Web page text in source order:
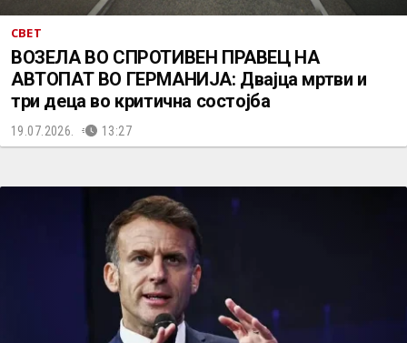
СВЕТ
ВОЗЕЛА ВО СПРОТИВЕН ПРАВЕЦ НА
АВТОПАТ ВО ГЕРМАНИЈА: Двајца мртви и
три деца во критична состојба
19.07.2026. 13:27